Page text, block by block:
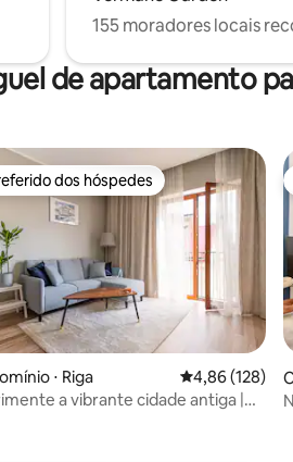
155 moradores locais
de apartamento
média de 5, 202 avaliações
os melhores preferidos dos hóspedes
dos hóspedes
⋅ Riga 4,86 de uma
4,86 (128)
a vibrante cidade antiga |